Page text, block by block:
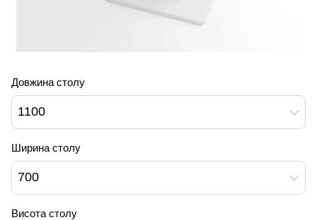
Довжина столу
1100
Ширина столу
700
Висота столу